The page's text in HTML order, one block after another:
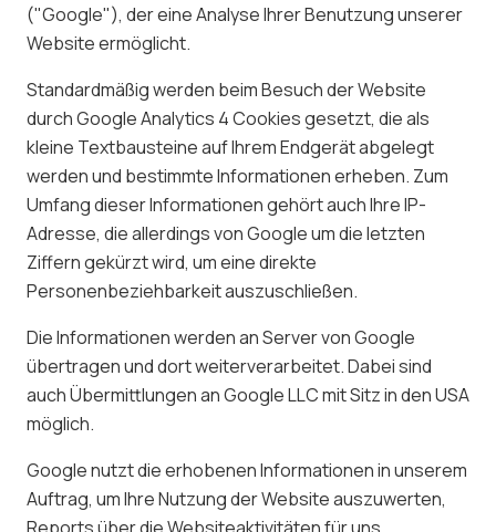
("Google"), der eine Analyse Ihrer Benutzung unserer
Website ermöglicht.
Standardmäßig werden beim Besuch der Website
durch Google Analytics 4 Cookies gesetzt, die als
kleine Textbausteine auf Ihrem Endgerät abgelegt
werden und bestimmte Informationen erheben. Zum
Umfang dieser Informationen gehört auch Ihre IP-
Adresse, die allerdings von Google um die letzten
Ziffern gekürzt wird, um eine direkte
Personenbeziehbarkeit auszuschließen.
Die Informationen werden an Server von Google
übertragen und dort weiterverarbeitet. Dabei sind
auch Übermittlungen an Google LLC mit Sitz in den USA
möglich.
Google nutzt die erhobenen Informationen in unserem
Auftrag, um Ihre Nutzung der Website auszuwerten,